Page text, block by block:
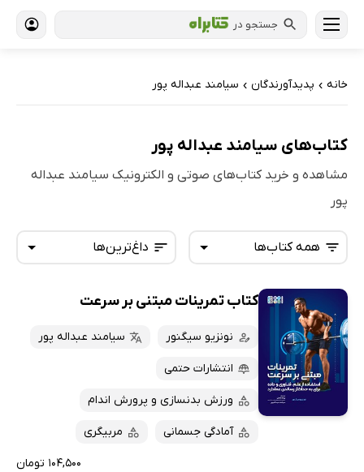
جستجو در
خانه › پدیدآورندگان › سیامند عبداله پور
کتاب‌های سیامند عبداله پور
مشاهده و خرید کتاب‌های صوتی و الکترونیک سیامند عبداله
پور
داغ‌ترین‌ها
تازه‌ها
داغ‌ترین‌ها
پربحث‌ها
ارزان ترین‌ها
همه کتاب‌ها
همه کتاب‌ها
کتاب‌های صوتی
کتاب‌های متنی
کتاب تمرینات مبتنی بر سرعت
نونزیو سیگنور سیامند عبداله پور
انتشارات حتمی
ورزش بدنسازی و پرورش اندام
آمادگی جسمانی مربیگری
۱۰۴,۵۰۰ تومان